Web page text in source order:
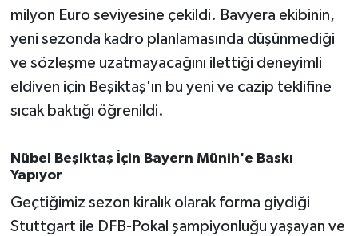
milyon Euro seviyesine çekildi. Bavyera ekibinin,
yeni sezonda kadro planlamasında düşünmediği
ve sözleşme uzatmayacağını ilettiği deneyimli
eldiven için Beşiktaş'ın bu yeni ve cazip teklifine
sıcak baktığı öğrenildi.
Nübel Beşiktaş İçin Bayern Münih'e Baskı
Yapıyor
Geçtiğimiz sezon kiralık olarak forma giydiği
Stuttgart ile DFB-Pokal şampiyonluğu yaşayan ve
Trend
TÜRKİYE